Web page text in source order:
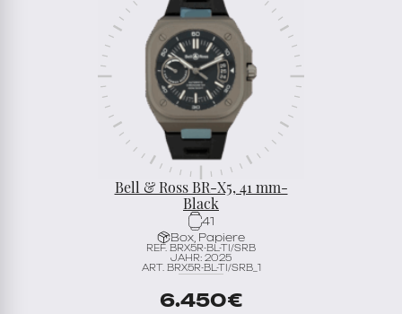
Bell & Ross BR-X5, 41 mm-
Black
41
Box, Papiere
REF. BRX5R-BL-TI/SRB
JAHR: 2025
ART. BRX5R-BL-TI/SRB_1
6.450€